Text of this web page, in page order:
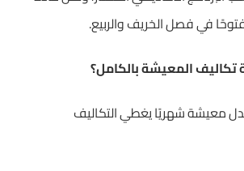
في فصل الخريف والربيع.
المعيشة بالكامل؟
معيشة شهريًا يغطي التكاليف